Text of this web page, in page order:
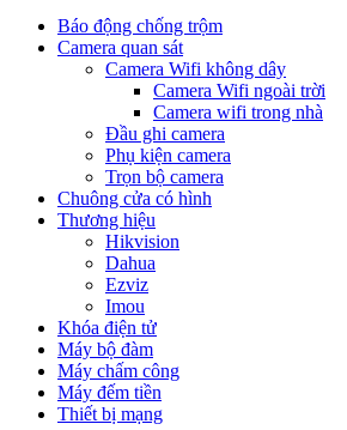
Báo động chống trộm
Camera quan sát
Camera Wifi không dây
Camera Wifi ngoài trời
Camera wifi trong nhà
Đầu ghi camera
Phụ kiện camera
Trọn bộ camera
Chuông cửa có hình
Thương hiệu
Hikvision
Dahua
Ezviz
Imou
Khóa điện tử
Máy bộ đàm
Máy chấm công
Máy đếm tiền
Thiết bị mạng